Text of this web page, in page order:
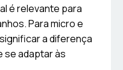
é relevante para
Para micro e
a diferença
se adaptar às